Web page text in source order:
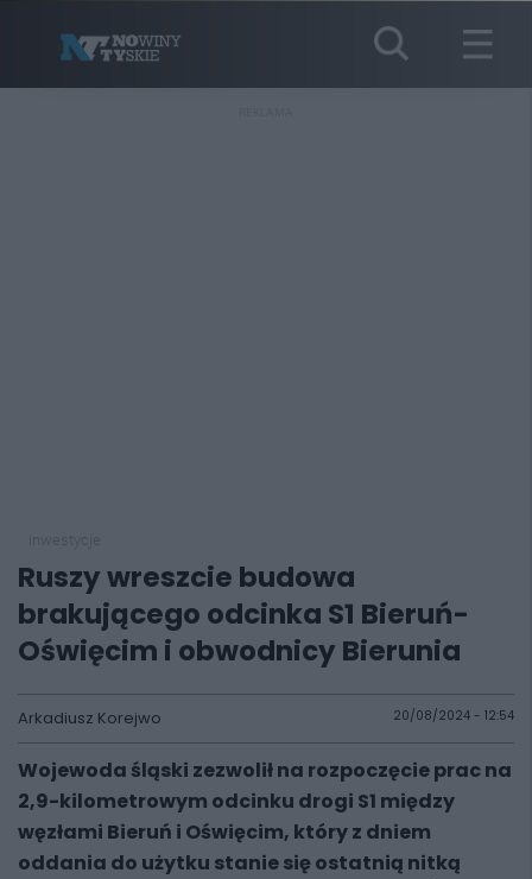
Ruszy wreszcie budowa
brakującego odcinka S1 Bieruń-
Oświęcim i obwodnicy Bierunia
Arkadiusz Korejwo 20/08/2024 - 12:54
Wojewoda śląski zezwolił na rozpoczęcie prac na
2,9-kilometrowym odcinku drogi S1 między
węzłami Bieruń i Oświęcim, który z dniem
oddania do użytku stanie się ostatnią nitką